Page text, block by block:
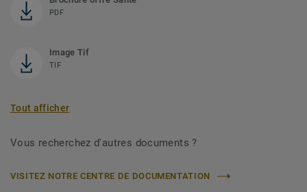
PDF
Image Tif
TIF
Tout afficher
Vous recherchez d'autres documents ?
VISITEZ NOTRE CENTRE DE DOCUMENTATION